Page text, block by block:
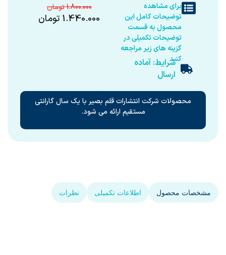
برای مشاهده
توضیحات کامل این
محصول به قسمت
توضیحات تکمیلی در
گزینه های زیر مراجعه
کنیدشرایط: آماده
ارسال
1.800.000
1.440.000 تومان
محصولات شرکت انتشارات قلم بصیر با یک سال گارانتی
مستقیم ارائه می شود.
مشخصات محصول اطلاعات تکمیلی نظرات